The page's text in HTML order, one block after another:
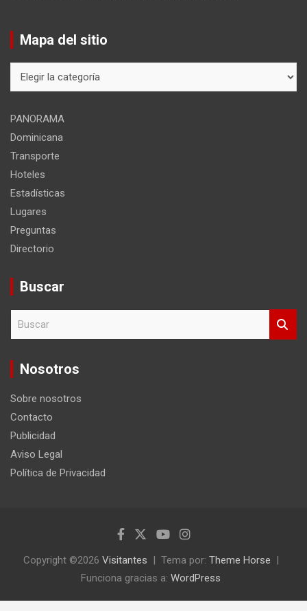
Mapa del sitio
del
PANORAMA
Dominicana
Transporte
Hoteles
Estadísticas
Lugares
Preguntas
Directorio
Buscar
c
Nosotros
Sobre nosotros
Contacto
Publicidad
Aviso Legal
Política de Privacidad
Copyright ©2026 Visitantes Tema por: Theme Horse
Funciona gracias a: WordPress